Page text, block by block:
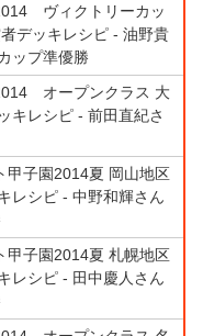
ヴィクトリーカッ
デッキレシピ - 油野貴
ップ準優勝
オープンクラス 大
キレシピ - 前田直紀さ
甲子園2014夏 岡山地区
レシピ - 中野和輝さん
甲子園2014夏 札幌地区
レシピ - 田中慶人さん